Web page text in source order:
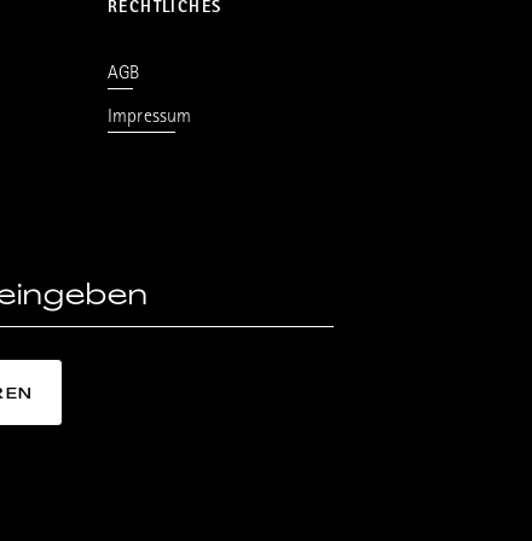
RECHTLICHES
AGB
Impressum